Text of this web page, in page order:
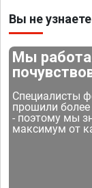
Вы не
Мы
Специалисты
прошили
- поэтому мы
максимум от